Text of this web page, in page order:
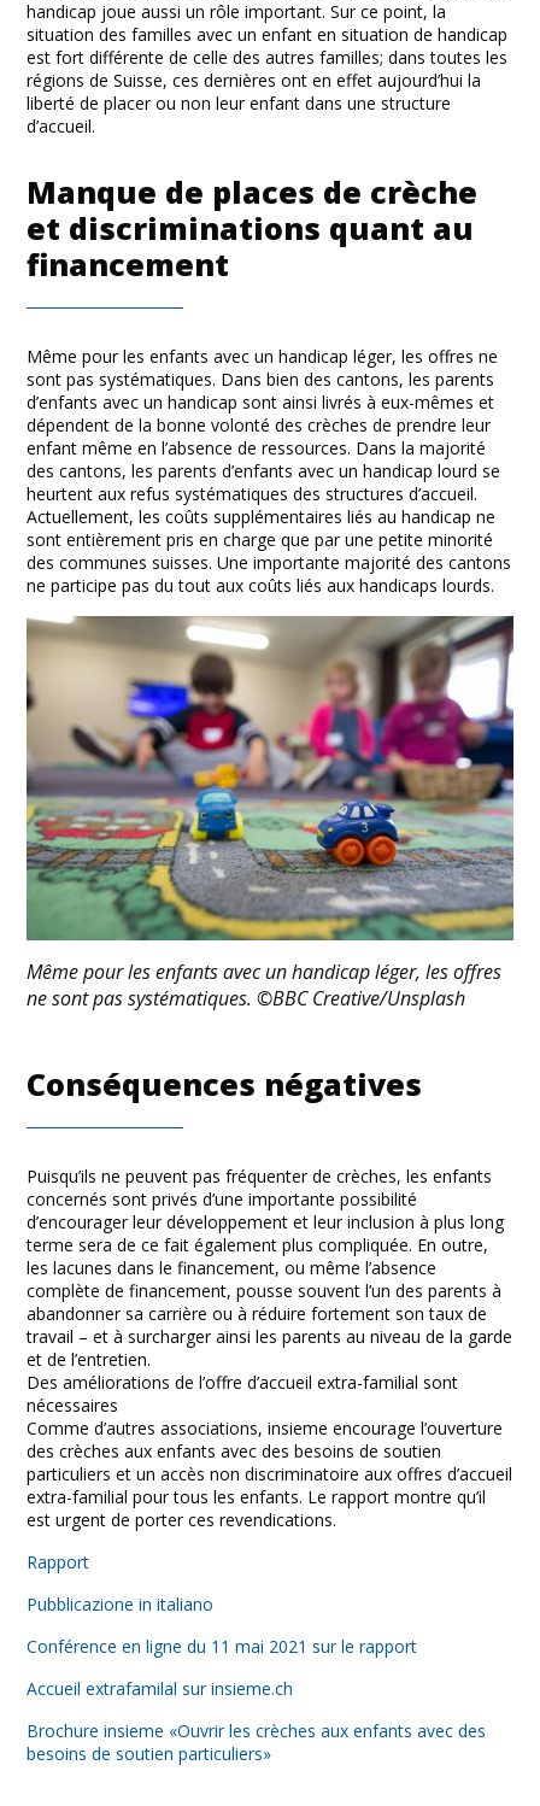
handicap joue aussi un rôle important. Sur ce point, la
situation des familles avec un enfant en situation de handicap
est fort différente de celle des autres familles; dans toutes les
régions de Suisse, ces dernières ont en effet aujourd’hui la
liberté de placer ou non leur enfant dans une structure
d’accueil.
Manque de places de crèche
et discriminations quant au
financement
Même pour les enfants avec un handicap léger, les offres ne
sont pas systématiques. Dans bien des cantons, les parents
d’enfants avec un handicap sont ainsi livrés à eux-mêmes et
dépendent de la bonne volonté des crèches de prendre leur
enfant même en l’absence de ressources. Dans la majorité
des cantons, les parents d’enfants avec un handicap lourd se
heurtent aux refus systématiques des structures d’accueil.
Actuellement, les coûts supplémentaires liés au handicap ne
sont entièrement pris en charge que par une petite minorité
des communes suisses. Une importante majorité des cantons
ne participe pas du tout aux coûts liés aux handicaps lourds.
Même pour les enfants avec un handicap léger, les offres
ne sont pas systématiques. ©BBC Creative/Unsplash
Conséquences négatives
Puisqu’ils ne peuvent pas fréquenter de crèches, les enfants
concernés sont privés d’une importante possibilité
d’encourager leur développement et leur inclusion à plus long
terme sera de ce fait également plus compliquée. En outre,
les lacunes dans le financement, ou même l’absence
complète de financement, pousse souvent l’un des parents à
abandonner sa carrière ou à réduire fortement son taux de
travail – et à surcharger ainsi les parents au niveau de la garde
et de l’entretien.
Des améliorations de l’offre d’accueil extra-familial sont
nécessaires
Comme d’autres associations, insieme encourage l’ouverture
des crèches aux enfants avec des besoins de soutien
particuliers et un accès non discriminatoire aux offres d’accueil
extra-familial pour tous les enfants. Le rapport montre qu’il
est urgent de porter ces revendications.
Rapport
Pubblicazione in italiano
Conférence en ligne du 11 mai 2021 sur le rapport
Accueil extrafamilal sur insieme.ch
Brochure insieme «Ouvrir les crèches aux enfants avec des
besoins de soutien particuliers»